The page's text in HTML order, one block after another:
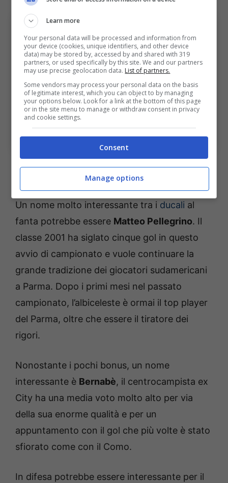
Parma, la difficoltà in fase realizzativa.
Bolognasportnews (Photo by Alessandro
Sabattini/Getty Images Via One Football)
Parma, i giocatori più interessanti al
Un nome molto interessante tra i ducali al
fanta potrebbe essere Matteo Pellegrino. Il
classe 2001 ha siglato cinque gol in questo
avvio di campionato e vuole continuare la
grande tradizione dei giocatori sudamericani
a Parma. Dopo i primi mesi nel passato
campionato, l’albiceleste è ormai il top player
del Parma, oltre che essere il tiratore dei
rigori.
Nonostante i pochi bonus, un nome
interessante è Bernabè, il centrocampista ex
City ha una media voto molto alto per via
della sua enorme qualità e per un
appuntamento con il gol che più volte è stato
sfiorato come con il Como.
In difesa potrebbe essere interessante per il
Learn more
Your personal data will be processed and information from
your device (cookies, unique identifiers, and other device
data) may be stored by, accessed by and shared with 319
partners, or used specifically by this site. We and our partners
may use precise geolocation data. List of partners.
Some vendors may process your personal data on the basis
of legitimate interest, which you can object to by managing
your options below. Look for a link at the bottom of this page
or in the site menu to manage or withdraw consent in privacy
and cookie settings.
Consent
Manage options